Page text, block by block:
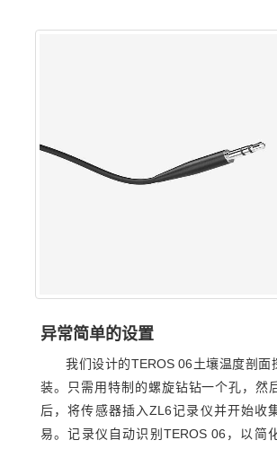
异常简单的设置
我们设计的TEROS 06土壤温度剖面
装。只需用特制的螺旋钻钻一个孔，然
后，将传感器插入ZL6记录仪并开始收
易。记录仪自动识别TEROS 06，以简